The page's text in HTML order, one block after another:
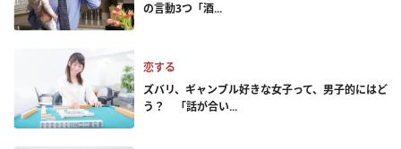
の言動3つ「酒...
恋する
ズバリ、ギャンブル好きな女子って、男子的にはど
う？ 「話が合い...